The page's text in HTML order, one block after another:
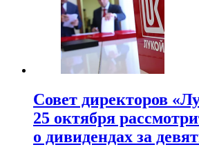
Совет директоров
25 октября
о дивидендах за